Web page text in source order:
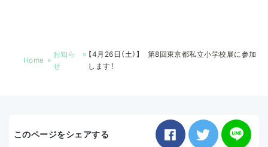
アフタースクール
アクセス
Home
お知ら
せ
【4月26日（土）】 第8回東京都私立小学校展に参加
します！
このページをシェアする